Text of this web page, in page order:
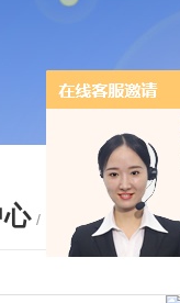
/ PRODUCTS